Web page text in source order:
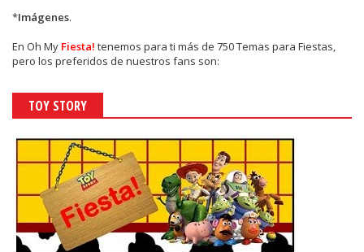
*Imágenes.
En Oh My Fiesta! tenemos para ti más de 750 Temas para Fiestas,
pero los preferidos de nuestros fans son:
TOY STORY